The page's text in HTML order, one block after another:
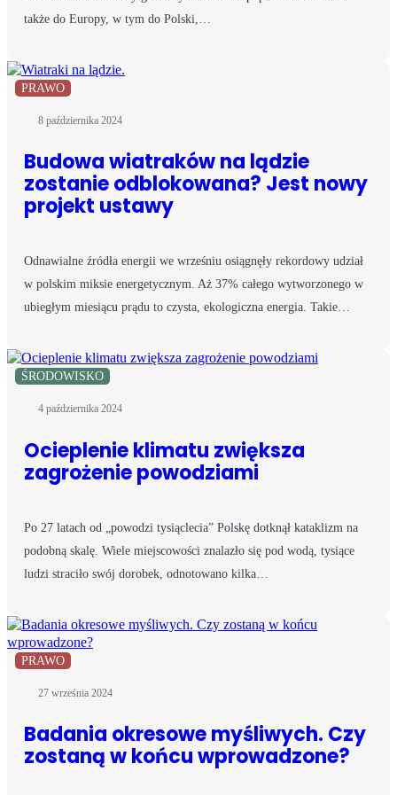
także do Europy, w tym do Polski,…
PRAWO
8 października 2024
Budowa wiatraków na lądzie
zostanie odblokowana? Jest nowy
projekt ustawy
Odnawialne źródła energii we wrześniu osiągnęły rekordowy udział
w polskim miksie energetycznym. Aż 37% całego wytworzonego w
ubiegłym miesiącu prądu to czysta, ekologiczna energia. Takie…
ŚRODOWISKO
4 października 2024
Ocieplenie klimatu zwiększa
zagrożenie powodziami
Po 27 latach od „powodzi tysiąclecia” Polskę dotknął kataklizm na
podobną skalę. Wiele miejscowości znalazło się pod wodą, tysiące
ludzi straciło swój dorobek, odnotowano kilka…
PRAWO
27 września 2024
Badania okresowe myśliwych. Czy
zostaną w końcu wprowadzone?